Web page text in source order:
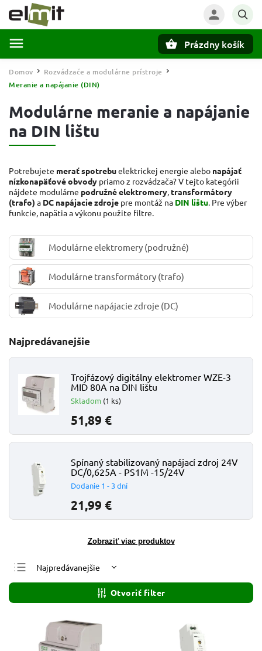
Prázdny košík
Domov / Rozvádzače a modulárne prístroje /
Meranie a napájanie (DIN)
Modulárne meranie a napájanie
na DIN lištu
Potrebujete merať spotrebuelektrickej energie alebo napájať
nízkonapäťové obvody priamo z rozvádzača? V tejto kategórii
nájdete modulárne podružné elektromery, transformátory
(trafo) a DC napájacie zdroje pre montáž na DIN lištu. Pre výber
funkcie, napätia a výkonu použite filtre.
Modulárne elektromery (podružné)
Modulárne transformátory (trafo)
Modulárne napájacie zdroje (DC)
Najpredávanejšie
Trojfázový digitálny elektromer WZE-3
MID 80A na DIN lištu
Skladom (1 ks)
51,89 €
Spínaný stabilizovaný napájací zdroj 24V
DC/0,625A - PS1M -15/24V
Dodanie 1 - 3 dní
21,99 €
Zobraziť viac produktov
Najpredávanejšie
Najlacnejšie
Najdrahšie
Abecedne
Otvoriť filter